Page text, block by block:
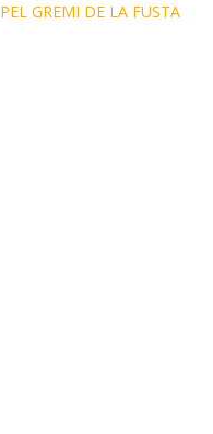
PEL GREMI DE LA FUSTA